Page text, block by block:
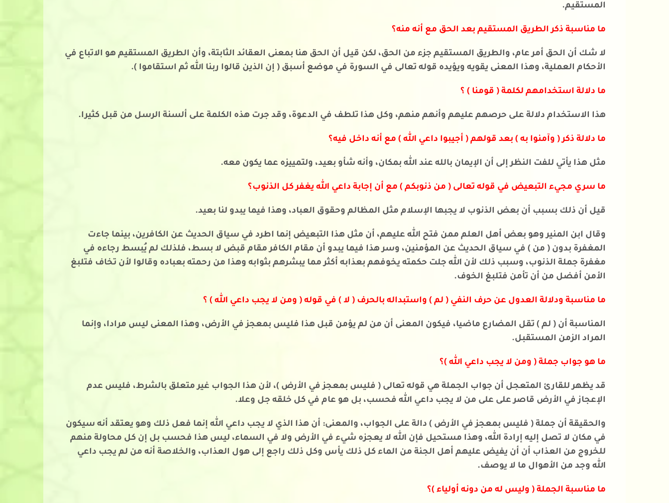
المستقيم.
ما مناسبة ذكر الطريق المستقيم بعد الحق مع أنه منه؟
لا شك أن الحق أمر عام، والطريق المستقيم جزء من الحق، لكن قيل أن الحق هنا بمعنى العقائد الثابتة، وأن الطريق المستقيم هو الاتباع في
الأحكام العملية، وهذا المعنى يقويه ويؤيده قوله تعالى في السورة في موضع أسبق ( إن الذين قالوا ربنا الله ثم استقاموا ).
ما دلالة استخدامهم لكلمة ( قومنا ) ؟
هذا الاستخدام دلالة على حرصهم عليهم وأنهم منهم، وكل هذا تلطف في الدعوة، وقد جرت هذه الكلمة على ألسنة الرسل من قبل كثيرا.
ما دلالة ذكر ( وآمنوا به ) بعد قولهم ( أجيبوا داعي الله ) مع أنه داخل فيه؟
مثل هذا يأتي للفت النظر إلى أن الإيمان بالله عند الله بمكان، وأنه شأو بعيد، ولتمييزه عما يكون معه.
ما سري مجيء التبعيض في قوله تعالى ( من ذنوبكم ) مع أن إجابة داعي الله يغفر كل الذنوب؟
قيل أن ذلك بسبب أن بعض الذنوب لا يجبها الإسلام مثل المظالم وحقوق العباد، وهذا فيما يبدو لنا بعيد.
وقال ابن المنير وهو بعض أهل العلم ممن فتح الله عليهم، أن مثل هذا التبعيض إنما اطرد في سياق الحديث عن الكافرين، بينما جاءت
المغفرة بدون ( من ) في سياق الحديث عن المؤمنين، وسر هذا فيما يبدو أن مقام الكافر مقام قبض لا بسط، فلذلك لم يُبسط رجاءه في
مغفرة جملة الذنوب، وسبب ذلك لأن الله جلت حكمته يخوفهم بعذابه أكثر مما يبشرهم بثوابه وهذا من رحمته بعباده وقالوا لأن تخاف فتلبغ
الأمن أفضل من أن تأمن فتلبغ الخوف.
ما مناسبة ودلالة العدول عن حرف النفي ( لم ) واستبداله بالحرف ( لا ) في قوله ( ومن لا يجب داعي الله ) ؟
المناسبة أن ( لم ) تقل المضارع ماضيا، فيكون المعنى أن من لم يؤمن قبل هذا فليس بمعجز في الأرض، وهذا المعنى ليس مرادا، وإنما
المراد الزمن المستقبل.
ما هو جواب جملة ( ومن لا يجب داعي الله )؟
قد يظهر للقارئ المتعجل أن جواب الجملة هي قوله تعالى ( فليس بمعجز في الأرض )، لأن هذا الجواب غير متعلق بالشرط، فليس عدم
الإعجاز في الأرض قاصر على على من لا يجب داعي الله فحسب، بل هو عام في كل خلقه جل وعلا.
والحقيقة أن جملة ( فليس بمعجز في الأرض ) دالة على الجواب، والمعنى: أن هذا الذي لا يجب داعي الله إنما فعل ذلك وهو يعتقد أنه سيكون
في مكان لا تصل إليه إرادة الله، وهذا مستحيل فإن الله لا يعجزه شيء في الأرض ولا في السماء، ليس هذا فحسب بل إن كل محاولة منهم
للخروج من العذاب أن أن يفيض عليهم أهل الجنة من الماء كل ذلك يأس وكل ذلك راجع إلى هول العذاب، والخلاصة أنه من لم يجب داعي
الله وجد من الأهوال ما لا يوصف.
ما مناسبة الجملة ( وليس له من دونه أولياء )؟